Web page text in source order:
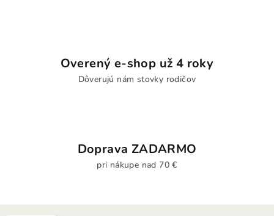
Overený e-shop už 4 roky
Dôverujú nám stovky rodičov
Doprava ZADARMO
pri nákupe nad 70 €